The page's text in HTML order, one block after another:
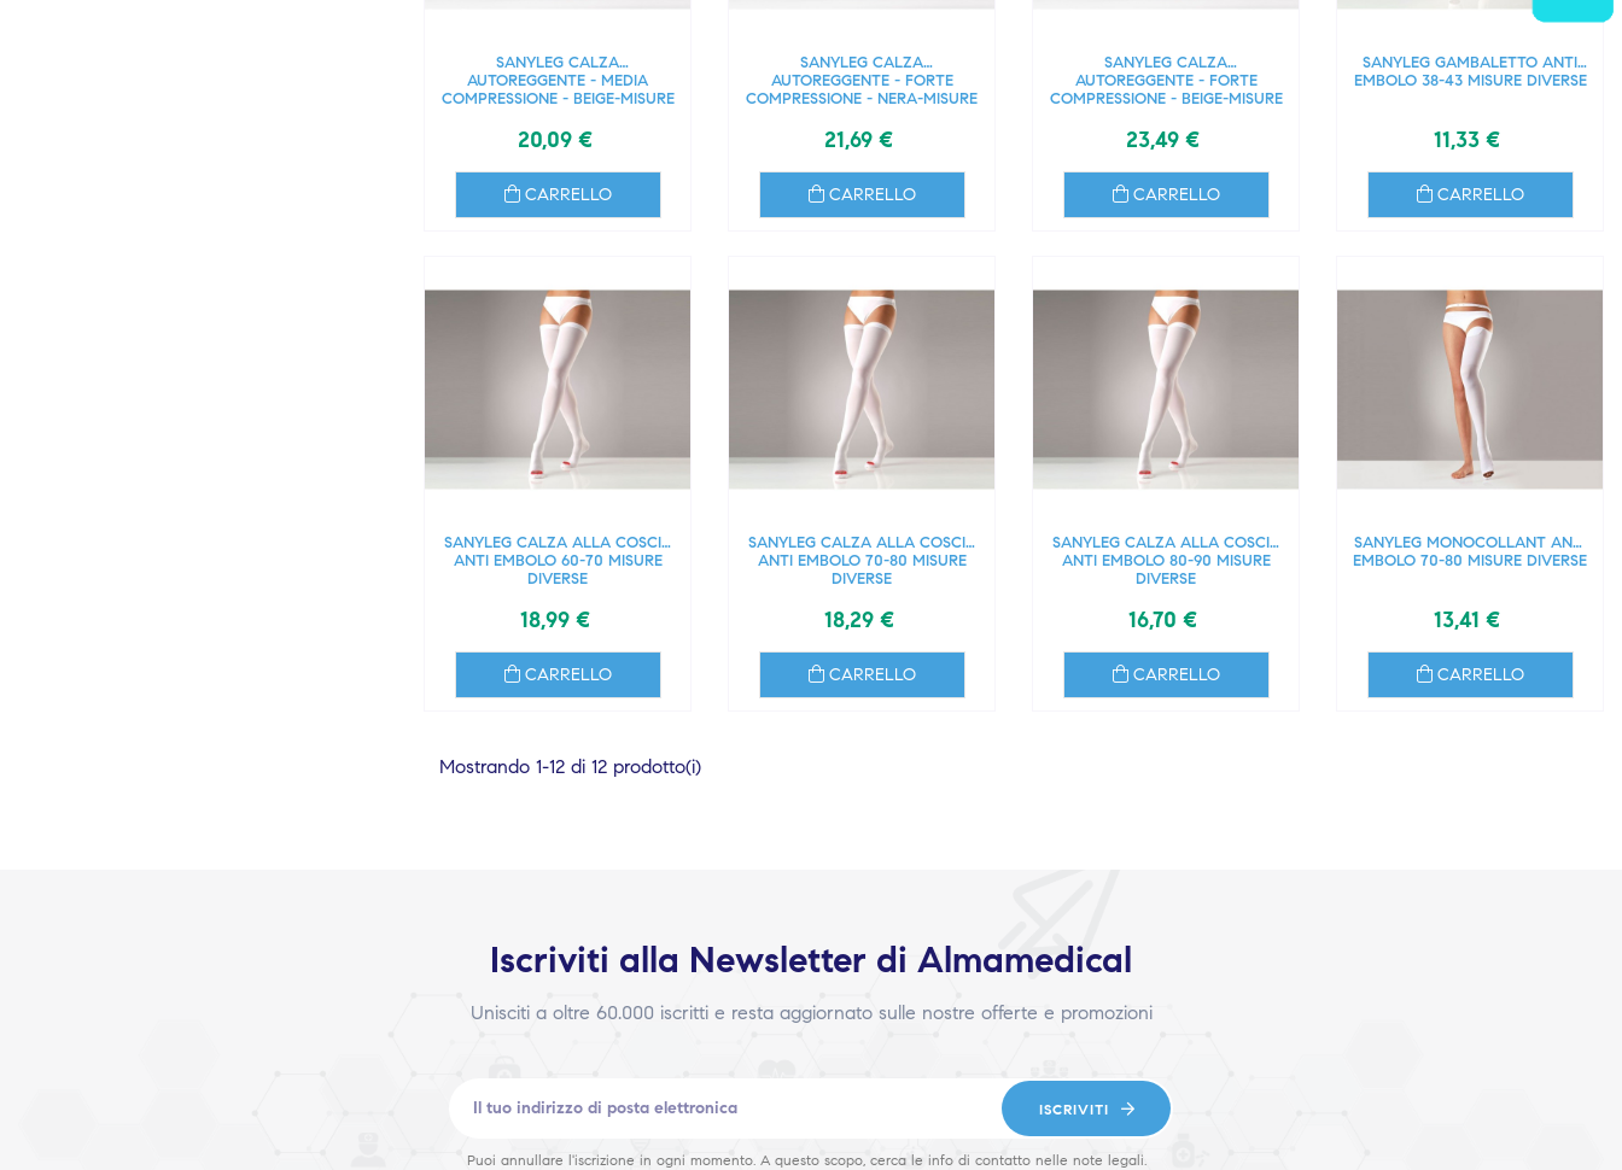
SANYLEG CALZA
AUTOREGGENTE - MEDIA
COMPRESSIONE - BEIGE-MISURE
20,09 €
CARRELLO
SANYLEG CALZA
AUTOREGGENTE - FORTE
COMPRESSIONE - NERA-MISURE
21,69 €
CARRELLO
SANYLEG CALZA
AUTOREGGENTE - FORTE
COMPRESSIONE - BEIGE-MISURE
23,49 €
CARRELLO
SANYLEG GAMBALETTO ANTI
EMBOLO 38-43 MISURE DIVERSE
11,33 €
CARRELLO
SANYLEG CALZA ALLA COSCIA
ANTI EMBOLO 60-70 MISURE
DIVERSE
18,99 €
CARRELLO
SANYLEG CALZA ALLA COSCIA
ANTI EMBOLO 70-80 MISURE
DIVERSE
18,29 €
CARRELLO
SANYLEG CALZA ALLA COSCIA
ANTI EMBOLO 80-90 MISURE
DIVERSE
16,70 €
CARRELLO
SANYLEG MONOCOLLANT ANTI
EMBOLO 70-80 MISURE DIVERSE
13,41 €
CARRELLO
Mostrando 1-12 di 12 prodotto(i)
Iscriviti alla Newsletter di Almamedical
Unisciti a oltre 60.000 iscritti e resta aggiornato sulle nostre offerte e promozioni
ISCRIVITI
Puoi annullare l'iscrizione in ogni momento. A questo scopo, cerca le info di contatto nelle note legali.